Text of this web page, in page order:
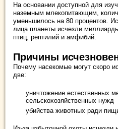
На основании доступной для
наземным млекопитающим,
уменьшилось на 80 процентов.
лица планеты исчезли
птиц, рептилий и амфибий.
Причины
Почему насекомые могут скоро
две:
уничтожение естественных
сельскохозяйственных нужд
убийства животных ради